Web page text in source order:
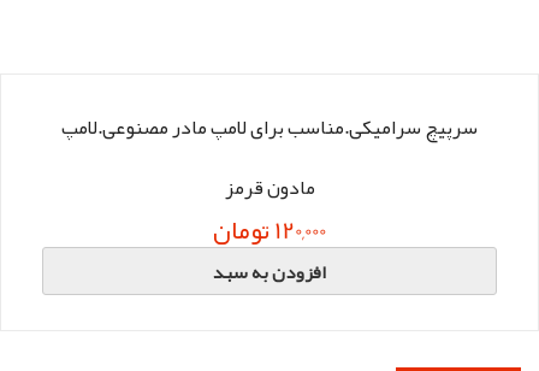
سرپیچ سرامیکی.مناسب برای لامپ مادر مصنوعی.لامپ
مادون قرمز
120,000 تومان
افزودن به سبد